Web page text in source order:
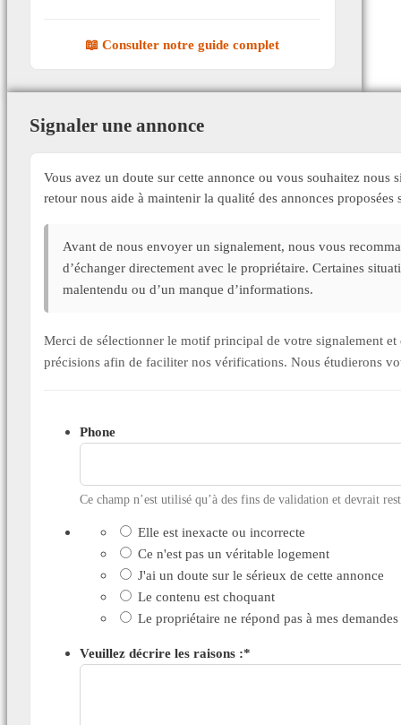
📖 Consulter notre guide complet
Signaler une annonce
Vous avez un doute sur cette annonce ou vous souhaitez
retour nous aide à maintenir la qualité des annonces proposées
Avant de nous envoyer un signalement, nous vous
d’échanger directement avec le propriétaire. Certaines
malentendu ou d’un manque d’informations.
Merci de sélectionner le motif principal de votre signalement
précisions afin de faciliter nos vérifications. Nous étudierons
Phone
Ce champ n’est utilisé qu’à des fins de validation et devrait
Elle est inexacte ou incorrecte
Ce n'est pas un véritable logement
J'ai un doute sur le sérieux de cette annonce
Le contenu est choquant
Le propriétaire ne répond pas à mes demandes
Veuillez décrire les raisons :*